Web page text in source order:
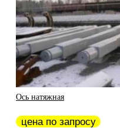
Ось натяжная
цена по запросу